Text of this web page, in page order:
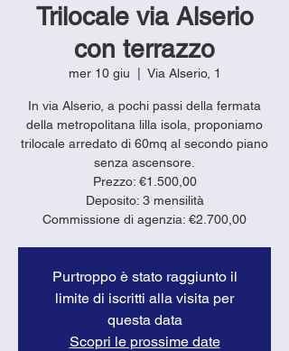
Trilocale via Alserio
con terrazzo
mer 10 giu Via Alserio, 1
In via Alserio, a pochi passi della fermata
della metropolitana lilla isola, proponiamo
trilocale arredato di 60mq al secondo piano
senza ascensore.
Prezzo: €1.500,00
Deposito: 3 mensilità
Purtroppo è stato raggiunto il
limite di iscritti alla visita per
questa data
Scopri le prossime date